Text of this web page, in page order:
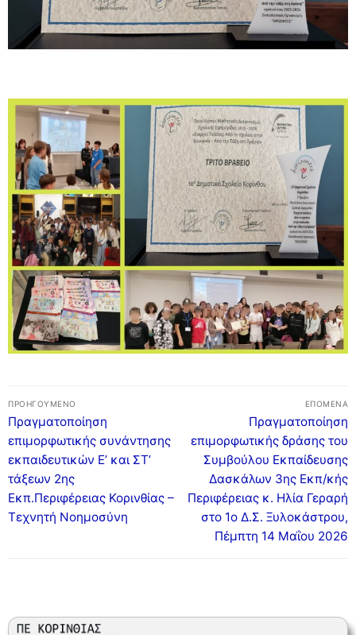
Πλοήγηση
άρθρων
ΠΡΟΗΓΟΎΜΕΝΟ
Προηγούμενο
άρθρο:
Πραγματοποίηση
επιμορφωτικής συνάντησης
εκπαιδευτικών Ε’ και ΣΤ’
τάξεων 2ης
Εκπ.Περιφέρειας Κορινθίας –
Τεχνητή Νοημοσύνη
ΕΠΌΜΕΝΑ
Επόμενο
άρθρο:
Πραγματοποίηση
επιμορφωτικής δράσης του
Συμβούλου Εκπαίδευσης
Δασκάλων 3ης Εκπ/κής
Περιφέρειας κ. Ηλία Γεραρή
στο 1ο Δ.Σ. Ξυλοκάστρου,
Πέμπτη 14 Μαΐου 2026